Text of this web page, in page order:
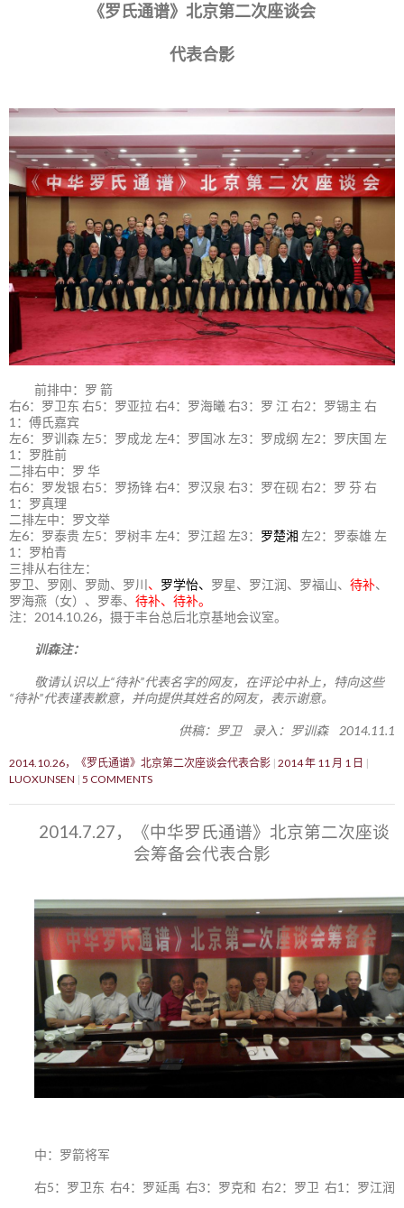
《罗氏通谱》北京第二次座谈会
代表合影
前排中：罗 箭
右6：罗卫东 右5：罗亚拉 右4：罗海曦 右3：罗 江 右2：罗锡主 右
1：傅氏嘉宾
左6：罗训森 左5：罗成龙 左4：罗国冰 左3：罗成纲 左2：罗庆国 左
1：罗胜前
二排右中：罗 华
右6：罗发银 右5：罗扬锋 右4：罗汉泉 右3：罗在砚 右2：罗 芬 右
1：罗真理
二排左中：罗文举
左6：罗泰贵 左5：罗树丰 左4：罗江超 左3： 罗楚湘 左2：罗泰雄 左
1：罗柏青
三排从右往左：
罗卫、罗刚、罗勋、罗川 、 罗学怡、 罗星、罗江润、罗福山、 待补、
罗海燕（女）、罗奉、 待补、待补。
注：2014.10.26，摄于丰台总后北京基地会议室。
训森注：
敬请认识以上“待补”代表名字的网友，在评论中补上，特向这些
“待补”代表谨表歉意，并向提供其姓名的网友，表示谢意。
供稿：罗卫 录入：罗训森 2014.11.1
2014.10.26，《罗氏通谱》北京第二次座谈会代表合影 2014 年 11 月 1 日
LUOXUNSEN 5 COMMENTS
2014.7.27，《中华罗氏通谱》北京第二次座谈
会筹备会代表合影
中：罗箭将军
右5：罗卫东 右4：罗延禹 右3：罗克和 右2：罗卫 右1：罗江润